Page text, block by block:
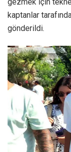
kaptanlar
gönderildi.